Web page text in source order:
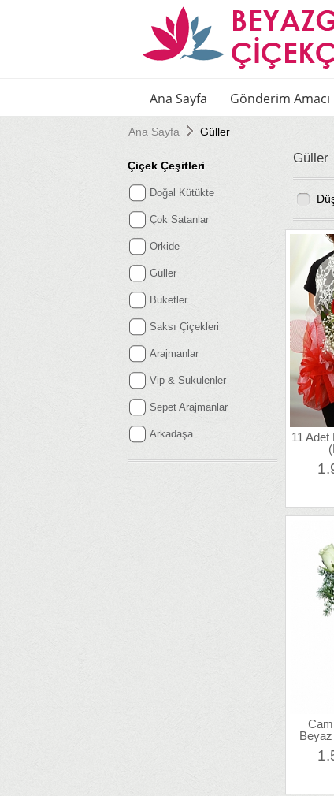
Ana Sayfa Gönderim Amacı
Ana Sayfa Güller
Çiçek Çeşitleri
Doğal Kütükte
Çok Satanlar
Orkide
Güller
Buketler
Saksı Çiçekleri
Arajmanlar
Vip & Sukulenler
Sepet Arajmanlar
Arkadaşa
Güller
11 Adet